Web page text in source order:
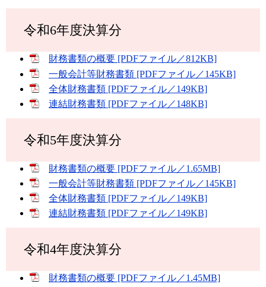
令和6年度決算分
財務書類の概要 [PDFファイル／812KB]
一般会計等財務書類 [PDFファイル／145KB]
全体財務書類 [PDFファイル／149KB]
連結財務書類 [PDFファイル／148KB]
令和5年度決算分
財務書類の概要 [PDFファイル／1.65MB]
一般会計等財務書類 [PDFファイル／145KB]
全体財務書類 [PDFファイル／149KB]
連結財務書類 [PDFファイル／149KB]
令和4年度決算分
財務書類の概要 [PDFファイル／1.45MB]